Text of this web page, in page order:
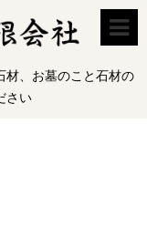
材、お墓のこと石材の
さい